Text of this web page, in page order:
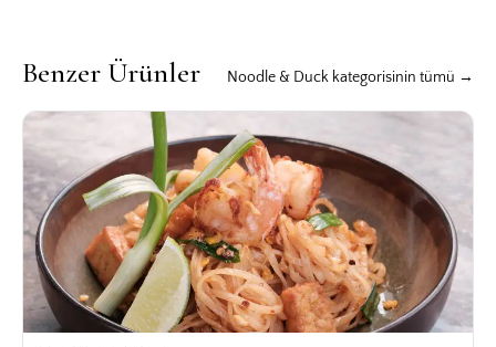
Benzer Ürünler Noodle & Duck kategorisinin tümü →